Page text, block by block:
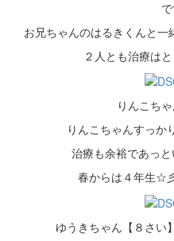
で
お兄ちゃんのはるきくんと
２人とも治療は
りんこち
りんこちゃんすっか
治療も余裕であっ
春からは４年生☆
ゆうきちゃん【８さい